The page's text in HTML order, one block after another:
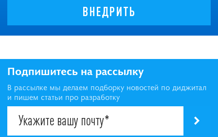
ВНЕДРИТЬ
Подпишитесь на рассылку
В рассылке мы делаем подборку новостей по диджитал
и пишем статьи про разработку